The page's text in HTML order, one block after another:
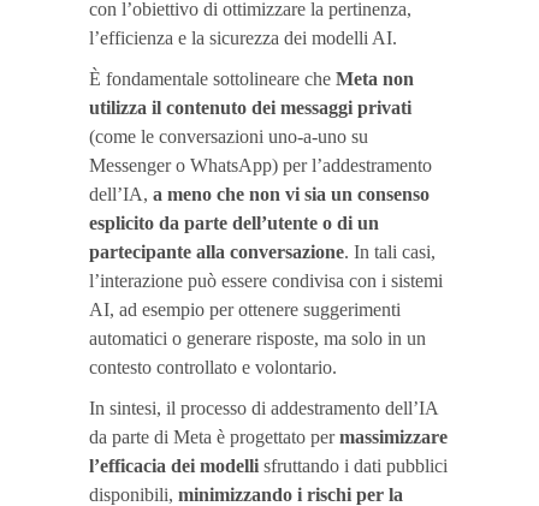
con l’obiettivo di ottimizzare la pertinenza,
l’efficienza e la sicurezza dei modelli AI.
È fondamentale sottolineare che Meta non
utilizza il contenuto dei messaggi privati
(come le conversazioni uno-a-uno su
Messenger o WhatsApp) per l’addestramento
dell’IA, a meno che non vi sia un consenso
esplicito da parte dell’utente o di un
partecipante alla conversazione. In tali casi,
l’interazione può essere condivisa con i sistemi
AI, ad esempio per ottenere suggerimenti
automatici o generare risposte, ma solo in un
contesto controllato e volontario.
In sintesi, il processo di addestramento dell’IA
da parte di Meta è progettato permassimizzare
l’efficacia dei modelli sfruttando i dati pubblici
disponibili, minimizzando i rischi per la